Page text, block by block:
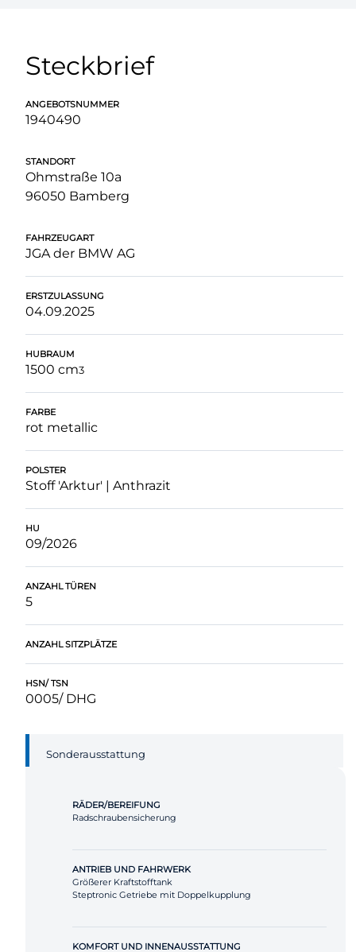
Steckbrief
ANGEBOTSNUMMER
1940490
STANDORT
Ohmstraße 10a
96050 Bamberg
FAHRZEUGART
JGA der BMW AG
ERSTZULASSUNG
04.09.2025
HUBRAUM
1500 cm3
FARBE
rot metallic
POLSTER
Stoff 'Arktur' | Anthrazit
HU
09/2026
ANZAHL TÜREN
5
ANZAHL SITZPLÄTZE
HSN/ TSN
0005/ DHG
Sonderausstattung
RÄDER/BEREIFUNG
Radschraubensicherung
ANTRIEB UND FAHRWERK
Größerer Kraftstofftank
Steptronic Getriebe mit Doppelkupplung
KOMFORT UND INNENAUSSTATTUNG